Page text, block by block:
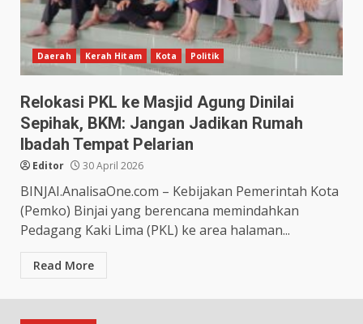
Daerah Kerah Hitam Kota Politik
Relokasi PKL ke Masjid Agung Dinilai
Sepihak, BKM: Jangan Jadikan Rumah
Ibadah Tempat Pelarian
Editor 30 April 2026
BINJAI.AnalisaOne.com – Kebijakan Pemerintah Kota
(Pemko) Binjai yang berencana memindahkan
Pedagang Kaki Lima (PKL) ke area halaman...
Read More